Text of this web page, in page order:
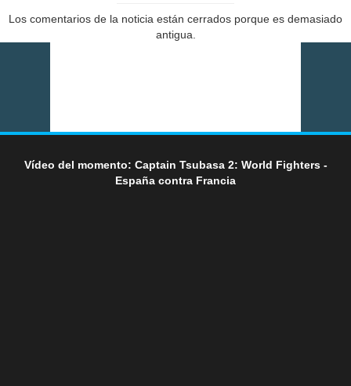
Los comentarios de la noticia están cerrados porque es demasiado
antigua.
Vídeo del momento: Captain Tsubasa 2: World Fighters -
España contra Francia